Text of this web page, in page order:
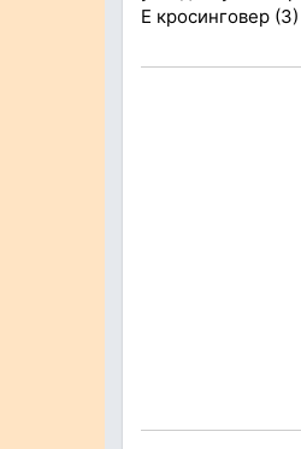
Е кросинговер